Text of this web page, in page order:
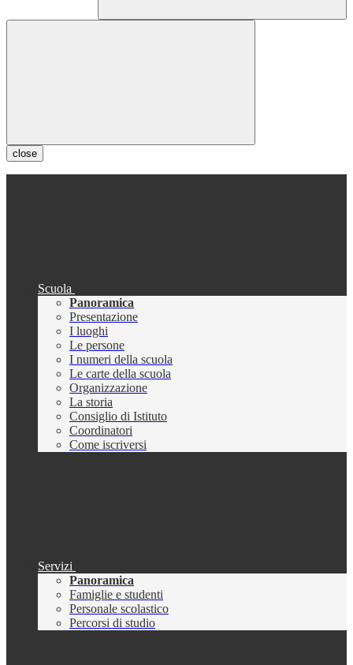
close
Scuola
Panoramica
Presentazione
I luoghi
Le persone
I numeri della scuola
Le carte della scuola
Organizzazione
La storia
Consiglio di Istituto
Coordinatori
Come iscriversi
Servizi
Panoramica
Famiglie e studenti
Personale scolastico
Percorsi di studio